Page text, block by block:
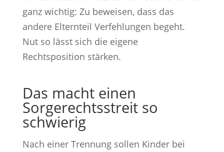
ganz wichtig: Zu beweisen, dass das
andere Elternteil Verfehlungen begeht.
Nut so lässt sich die eigene
Rechtsposition stärken.
Das macht einen
Sorgerechtsstreit so
schwierig
Nach einer Trennung sollen Kinder bei